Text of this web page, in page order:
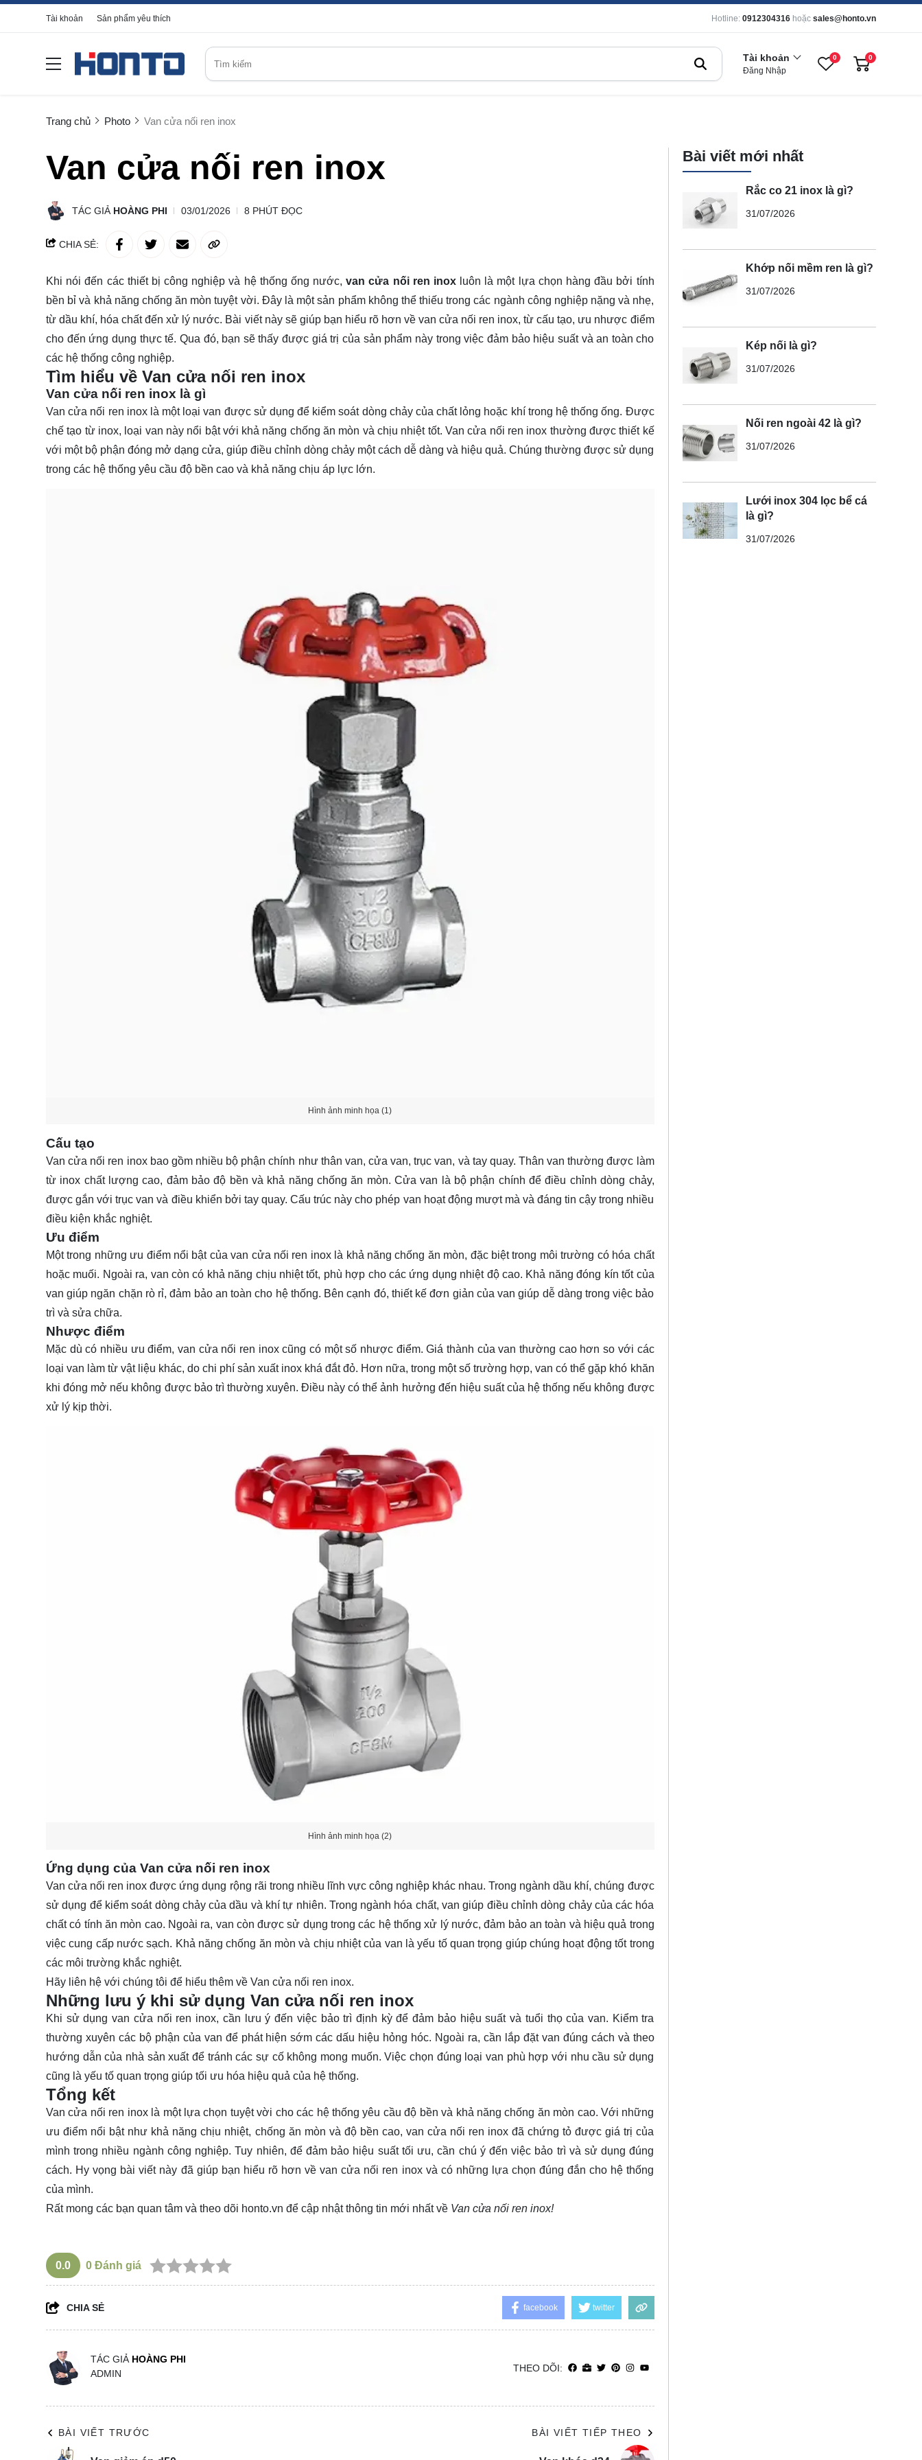
Tài khoản Sản phẩm yêu thích Hotline: 0912304316 hoặc sales@honto.vn
Tài khoản
Đăng Nhập
0 0
Trang chủ Photo Van cửa nối ren inox
Van cửa nối ren inox
TÁC GIẢ HOÀNG PHI 03/01/2026 8 PHÚT ĐỌC
CHIA SẺ:
Khi nói đến các thiết bị công nghiệp và hệ thống ống nước,van cửa nối ren inoxluôn là một lựa chọn hàng đầu bởi tính
bền bỉ và khả năng chống ăn mòn tuyệt vời. Đây là một sản phẩm không thể thiếu trong các ngành công nghiệp nặng và nhẹ,
từ dầu khí, hóa chất đến xử lý nước. Bài viết này sẽ giúp bạn hiểu rõhơn về van cửa nối ren inox, từ cấu tạo, ưu nhược điểm
cho đến ứng dụng thực tế. Qua đó, bạn sẽ thấy được giá trị của sản phẩm này trong việc đảm bảo hiệu suất và an toàn cho
các hệ thống công nghiệp.
Tìm hiểu về Van cửa nối ren inox
Van cửa nối ren inox là gì
Van cửa nối ren inox là một loại van được sử dụng để kiểm soát dòng chảy của chất lỏng hoặc khí trong hệ thống ống. Được
chế tạo từ inox, loại van này nổi bật với khả năng chống ăn mòn và chịu nhiệt tốt. Van cửa nối ren inox thường được thiết kế
với một bộ phận đóng mở dạng cửa, giúp điều chỉnh dòng chảy một cách dễ dàng và hiệu quả. Chúng thường được sử dụng
trong các hệ thống yêu cầu độ bền cao và khả năng chịu áp lực lớn.
Hình ảnh minh họa (1)
Cấu tạo
Van cửa nối ren inox bao gồm nhiều bộ phận chính như thân van, cửa van, trục van, và tay quay. Thân van thường được làm
từ inox chất lượng cao, đảm bảo độ bền và khả năng chống ăn mòn. Cửa van là bộ phận chính để điều chỉnh dòng chảy,
được gắn với trục van và điều khiển bởi tay quay. Cấu trúc này cho phép van hoạt động mượt mà và đáng tin cậy trong nhiều
điều kiện khắc nghiệt.
Ưu điểm
Một trong những ưu điểm nổi bật của van cửa nối ren inox là khả năng chống ăn mòn, đặc biệt trong môi trường có hóa chất
hoặc muối. Ngoài ra, van còn có khả năng chịu nhiệt tốt, phù hợp cho các ứng dụng nhiệt độ cao. Khả năng đóng kín tốt của
van giúp ngăn chặn rò rỉ, đảm bảo an toàn cho hệ thống. Bên cạnh đó, thiết kế đơn giản của van giúp dễ dàng trong việc bảo
trì và sửa chữa.
Nhược điểm
Mặc dù có nhiều ưu điểm, van cửa nối ren inox cũng có một số nhược điểm. Giá thành của van thường cao hơn so với các
loại van làm từ vật liệu khác, do chi phí sản xuất inox khá đắt đỏ. Hơn nữa, trong một số trường hợp, van có thể gặp khó khăn
khi đóng mở nếu không được bảo trì thường xuyên. Điều này có thể ảnh hưởng đến hiệu suất của hệ thống nếu không được
xử lý kịp thời.
Hình ảnh minh họa (2)
Ứng dụng của Van cửa nối ren inox
Van cửa nối ren inox được ứng dụng rộng rãi trong nhiều lĩnh vực công nghiệp khác nhau. Trong ngành dầu khí, chúng được
sử dụng để kiểm soát dòng chảy của dầu và khí tự nhiên. Trong ngành hóa chất, van giúp điều chỉnh dòng chảy của các hóa
chất có tính ăn mòn cao. Ngoài ra, van còn được sử dụng trong các hệ thống xử lý nước, đảm bảo an toàn và hiệu quả trong
việc cung cấp nước sạch. Khả năng chống ăn mòn và chịu nhiệt của van là yếu tố quan trọng giúp chúng hoạt động tốt trong
các môi trường khắc nghiệt.
Hãy liên hệ với chúng tôi để hiểu thêm về Van cửa nối ren inox.
Những lưu ý khi sử dụng Van cửa nối ren inox
Khi sử dụng van cửa nối ren inox, cần lưu ý đến việc bảo trì định kỳ để đảm bảo hiệu suất và tuổi thọ của van. Kiểm tra
thường xuyên các bộ phận của van để phát hiện sớm các dấu hiệu hỏng hóc. Ngoài ra, cần lắp đặt van đúng cách và theo
hướng dẫn của nhà sản xuất để tránh các sự cố không mong muốn. Việc chọn đúng loại van phù hợp với nhu cầu sử dụng
cũng là yếu tố quan trọng giúp tối ưu hóa hiệu quả của hệ thống.
Tổng kết
Van cửa nối ren inox là một lựa chọn tuyệt vời cho các hệ thống yêu cầu độ bền và khả năng chống ăn mòn cao. Với những
ưu điểm nổi bật như khả năng chịu nhiệt, chống ăn mòn và độ bền cao, van cửa nối ren inox đã chứng tỏ được giá trị của
mình trong nhiều ngành công nghiệp. Tuy nhiên, để đảm bảo hiệu suất tối ưu, cần chú ý đến việc bảo trì và sử dụng đúng
cách. Hy vọng bài viết này đã giúp bạn hiểu rõ hơn về van cửa nối ren inox và có những lựa chọn đúng đắn cho hệ thống
của mình.
Rất mong các bạn quan tâm và theo dõi honto.vn để cập nhật thông tin mới nhất về Van cửa nối ren inox!
0.0 0 Đánh giá
CHIA SẺ facebook twitter
TÁC GIẢ HOÀNG PHI
ADMIN
THEO DÕI:
BÀI VIẾT TRƯỚC BÀI VIẾT TIẾP THEO
Bài viết mới nhất
Rắc co 21 inox là gì?
31/07/2026
Khớp nối mềm ren là gì?
31/07/2026
Kép nối là gì?
31/07/2026
Nối ren ngoài 42 là gì?
31/07/2026
Lưới inox 304 lọc bể cá
là gì?
31/07/2026